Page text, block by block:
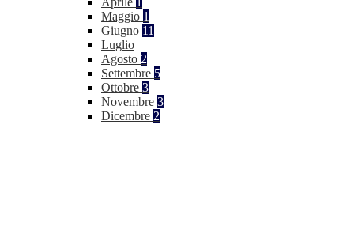
Maggio 1
Giugno 11
Luglio
Agosto 2
Settembre 5
Ottobre 3
Novembre 3
Dicembre 2